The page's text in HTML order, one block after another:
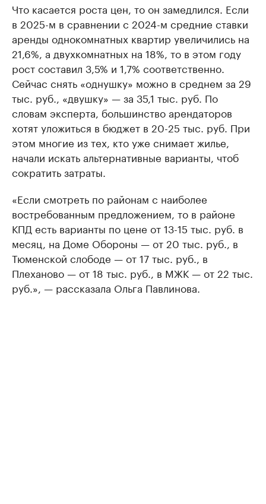
Что касается роста цен, то он замедлился. Если
в 2025-м в сравнении с 2024-м средние ставки
аренды однокомнатных квартир увеличились на
21,6%, а двухкомнатных на 18%, то в этом году
рост составил 3,5% и 1,7% соответственно.
Сейчас снять «однушку» можно в среднем за 29
тыс. руб., «двушку» — за 35,1 тыс. руб. По
словам эксперта, большинство арендаторов
хотят уложиться в бюджет в 20-25 тыс. руб. При
этом многие из тех, кто уже снимает жилье,
начали искать альтернативные варианты, чтоб
сократить затраты.
«Если смотреть по районам с наиболее
востребованным предложением, то в районе
КПД есть варианты по цене от 13-15 тыс. руб. в
месяц, на Доме Обороны — от 20 тыс. руб., в
Тюменской слободе — от 17 тыс. руб., в
Плеханово — от 18 тыс. руб., в МЖК — от 22 тыс.
руб.», — рассказала Ольга Павлинова.